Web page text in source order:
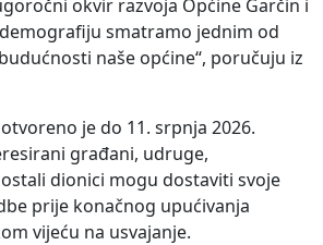
okvir razvoja Općine Garčin i
smatramo jednim od
naše općine“, poručuju iz
je do 11. srpnja 2026.
građani, udruge,
dionici mogu dostaviti svoje
prije konačnog upućivanja
vijeću na usvajanje.